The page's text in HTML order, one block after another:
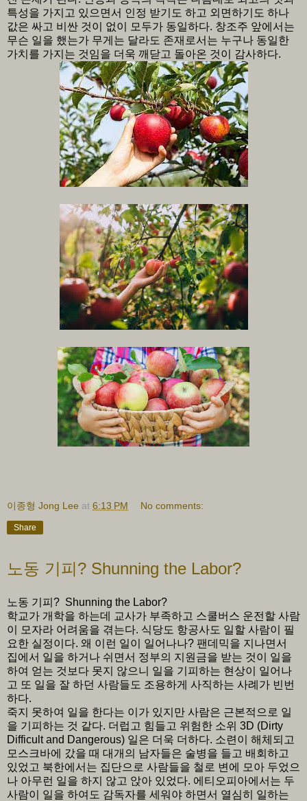
특성을 가지고 있으면서 인정 받기도 하고 외면하기도 하나
값은 싸고 비싼 것이 없이 모두가 동일하다. 창조주 앞에서는
무슨 일을 했는가 무게는 달라도 존재로서는 누구나 동일한
가치를 가지는 것임을 더욱 깨닫고 돌아온 것이 감사하다.
이종형 Jong Lee at 6:13 PM No comments:
Share
노동 기피? Shunning the Labor?
노동 기피? Shunning the Labor?
학교가 개학을 하는데 교사가 부족하고 스쿨버스 운전할 사람
이 모자라 어려움을 겪는다. 식당도 항공사도 일할 사람이 필
요한 실정이다. 왜 이런 일이 일어나나? 팬데믹을 지나면서
집에서 일을 하거나 쉬면서 정부의 지원금을 받는 것이 일을
하여 얻는 것보다 못지 않으니 일을 기피하는 현상이 일어나
고 또 일을 잘 하던 사람들도 조용하게 사직하는 사례가 빈번
하다.
죽지 못하여 일을 한다는 이가 있지만 사람은 근본적으로 일
을 기피하는 것 같다. 더럽고 힘들고 위험한 소위 3D (Dirty
Difficult and Dangerous) 일은 더욱 더하다. 소련이 해체되고
모스크바에 갔을 때 대개의 남자들은 술병을 들고 배회하고
있었고 북한에서는 집단으로 사람들을 철로 변에 모아 두었으
나 아무런 일을 하지 않고 앉아 있었다. 에티오피아에서는 두
사람이 일을 하여도 감독자를 세워야 하면서 열심히 일하는